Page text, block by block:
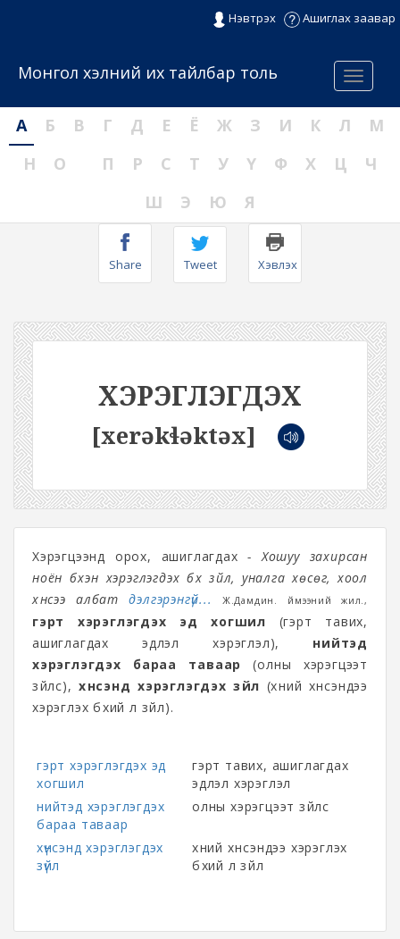
Нэвтрэх Ашиглах заавар
Menu
Монгол хэлний их тайлбар толь
А Б В Г Д Е Ё Ж З И К Л
М
Н
О П Р С Т У Ү Ф Х Ц
Ч
Ш
Э Ю Я
Share Tweet Хэвлэх
ХЭРЭГЛЭГДЭХ
[xerəkɬəktəx]
Хэрэгцээнд орох, ашиглагдах- Хошуу захирсан
ноён бүхэн хэрэглэгдэх бүх зүйл, уналга хөсөг, хоол
хүнсээ албатдэлгэрэнгүй... Ж.Дамдин. Үймээний жил.,
гэрт хэрэглэгдэх эд хогшил (гэрт тавих,
ашиглагдах эдлэл хэрэглэл), нийтэд
хэрэглэгдэх бараа таваар
(олны хэрэгцээт
зүйлс), хүнсэнд хэрэглэгдэх зүйл (хүний хүнсэндээ
хэрэглэх бүхий л зүйл).
гэрт хэрэглэгдэх эд
хогшил
гэрт тавих, ашиглагдах
эдлэл хэрэглэл
нийтэд хэрэглэгдэх
бараа таваар
олны хэрэгцээт зүйлс
хүнсэнд хэрэглэгдэх
зүйл
хүний хүнсэндээ хэрэглэх
бүхий л зүйл